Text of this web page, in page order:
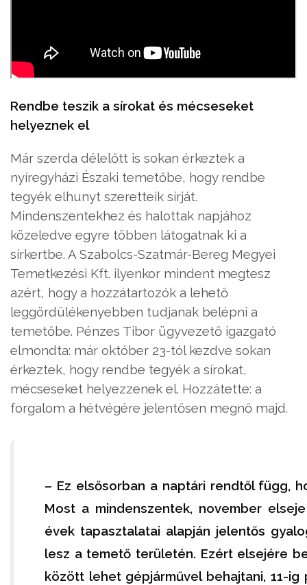
Rendbe teszik a sírokat és mécseseket
helyeznek el
Már szerda délelőtt is sokan érkeztek a
nyíregyházi Északi temetőbe, hogy rendbe
tegyék elhunyt szeretteik sírját.
Mindenszentekhez és halottak napjához
közeledve egyre többen látogatnak ki a
sírkertbe. A Szabolcs-Szatmár-Bereg Megyei
Temetkezési Kft. ilyenkor mindent megtesz
azért, hogy a hozzátartozók a lehető
leggördülékenyebben tudjanak belépni a
temetőbe. Pénzes Tibor ügyvezető igazgató
elmondta: már október 23-tól kezdve sokan
érkeztek, hogy rendbe tegyék a sírokat,
mécseseket helyezzenek el. Hozzátette: a
forgalom a hétvégére jelentősen megnő majd.
– Ez elsősorban a naptári rendtől függ,
Most a mindenszentek, november
évek tapasztalatai alapján jelentős
lesz a temető területén. Ezért elsejére
között lehet gépjárművel behajtani, 11-